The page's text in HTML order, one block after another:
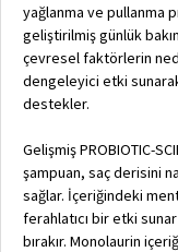
yağlanma ve pullanma
geliştirilmiş günlük
çevresel faktörlerin
dengeleyici etki
destekler.
Gelişmiş PROBIOTIC-
şampuan, saç derisini
sağlar. İçeriğindeki
ferahlatıcı bir etki
bırakır. Monolaurin